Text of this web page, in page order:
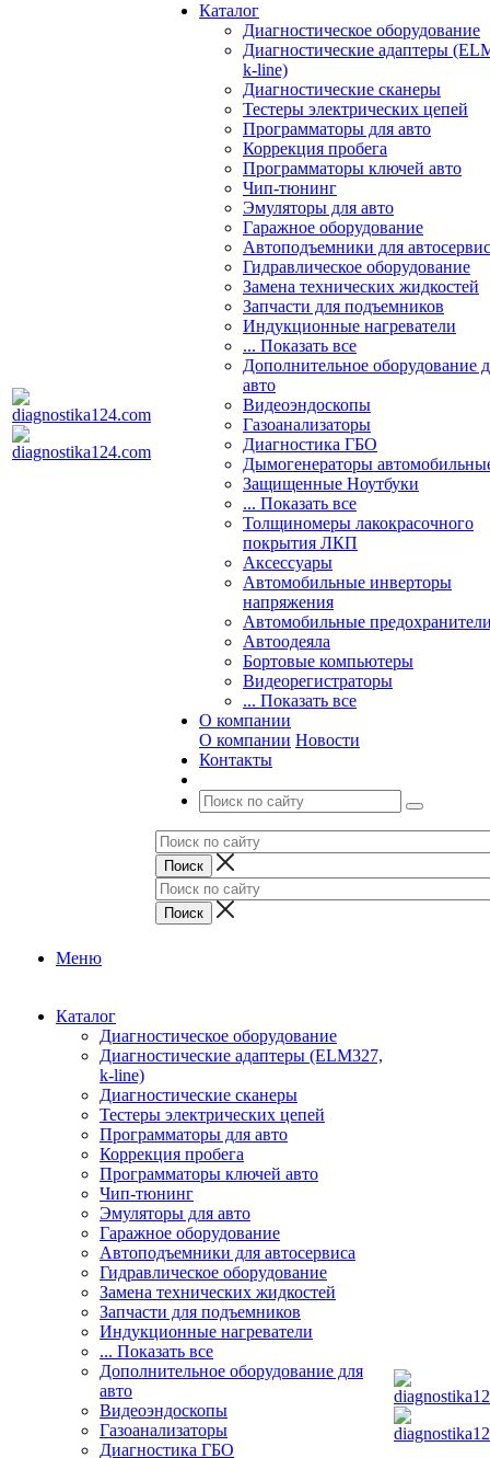
Каталог
Диагностическое оборудование
Диагностические адаптеры
k-line)
Диагностические сканеры
Тестеры электрических цепей
Программаторы для авто
Коррекция пробега
Программаторы ключей авто
Чип-тюнинг
Эмуляторы для авто
Гаражное оборудование
Автоподъемники для
Гидравлическое оборудование
Замена технических жидкостей
Запчасти для подъемников
Индукционные нагреватели
... Показать все
Дополнительное оборудование
авто
Видеоэндоскопы
Газоанализаторы
Диагностика ГБО
Дымогенераторы
Защищенные Ноутбуки
... Показать все
Толщиномеры лакокрасочного
покрытия ЛКП
Аксессуары
Автомобильные инверторы
напряжения
Автомобильные
Автоодеяла
Бортовые компьютеры
Видеорегистраторы
... Показать все
О компании
О компании Новости
Контакты
Меню
Каталог
Диагностическое оборудование
Диагностические адаптеры (ELM327,
k-line)
Диагностические сканеры
Тестеры электрических цепей
Программаторы для авто
Коррекция пробега
Программаторы ключей авто
Чип-тюнинг
Эмуляторы для авто
Гаражное оборудование
Автоподъемники для автосервиса
Гидравлическое оборудование
Замена технических жидкостей
Запчасти для подъемников
Индукционные нагреватели
... Показать все
Дополнительное оборудование для
авто
Видеоэндоскопы
Газоанализаторы
Диагностика ГБО